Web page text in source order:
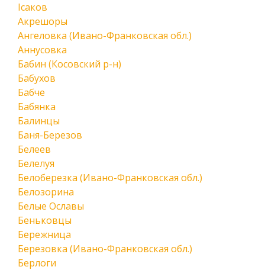
Ісаков
Акрешоры
Ангеловка (Ивано-Франковская обл.)
Аннусовка
Бабин (Косовский р-н)
Бабухов
Бабче
Бабянка
Балинцы
Баня-Березов
Белеев
Белелуя
Белоберезка (Ивано-Франковская обл.)
Белозорина
Белые Ославы
Беньковцы
Бережница
Березовка (Ивано-Франковская обл.)
Берлоги